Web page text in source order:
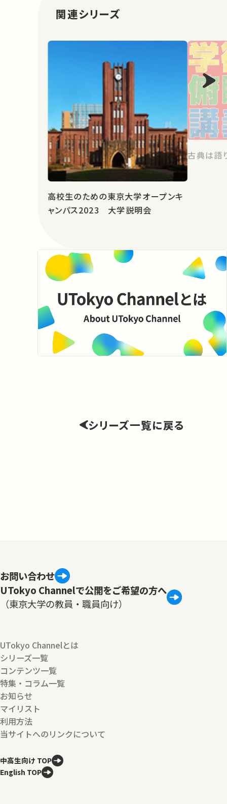
関連シリーズ
高校生のための東京大学オープンキ
ャンパス2023 大学説明会
古典は語
シリーズ一覧に戻る
お問い合わせ
UTokyo Channelで公開をご希望の方へ
（東京大学の教員・職員向け）
UTokyo Channelとは
シリーズ一覧
コンテンツ一覧
特集・コラム一覧
お知らせ
マイリスト
利用方法
当サイトへのリンクについて
中高生向け TOP
English TOP